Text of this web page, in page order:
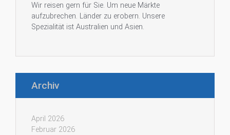
Wir reisen gern für Sie. Um neue Märkte
aufzubrechen. Länder zu erobern. Unsere
Spezialität ist Australien und Asien.
Archiv
April 2026
Februar 2026